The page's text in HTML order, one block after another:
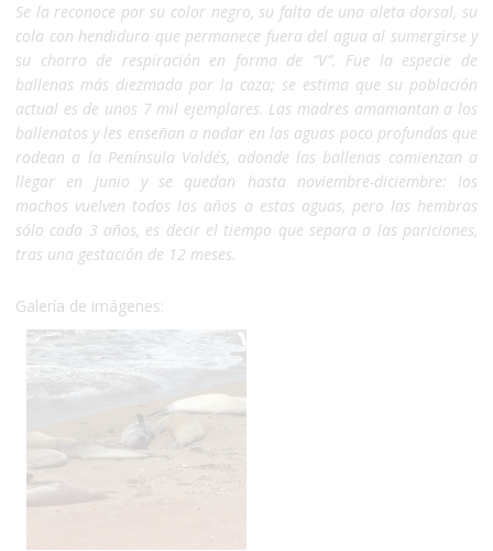
Se la reconoce por su color negro, su falta de una aleta dorsal, su
cola con hendidura que permanece fuera del agua al sumergirse y
su chorro de respiración en forma de “V”. Fue la especie de
ballenas más diezmada por la caza; se estima que su población
actual es de unos 7 mil ejemplares. Las madres amamantan a los
ballenatos y les enseñan a nadar en las aguas poco profundas que
rodean a la Península Valdés, adonde las ballenas comienzan a
llegar en junio y se quedan hasta noviembre-diciembre: los
machos vuelven todos los años a estas aguas, pero las hembras
sólo cada 3 años, es decir el tiempo que separa a las pariciones,
tras una gestación de 12 meses.
Galería de imágenes: